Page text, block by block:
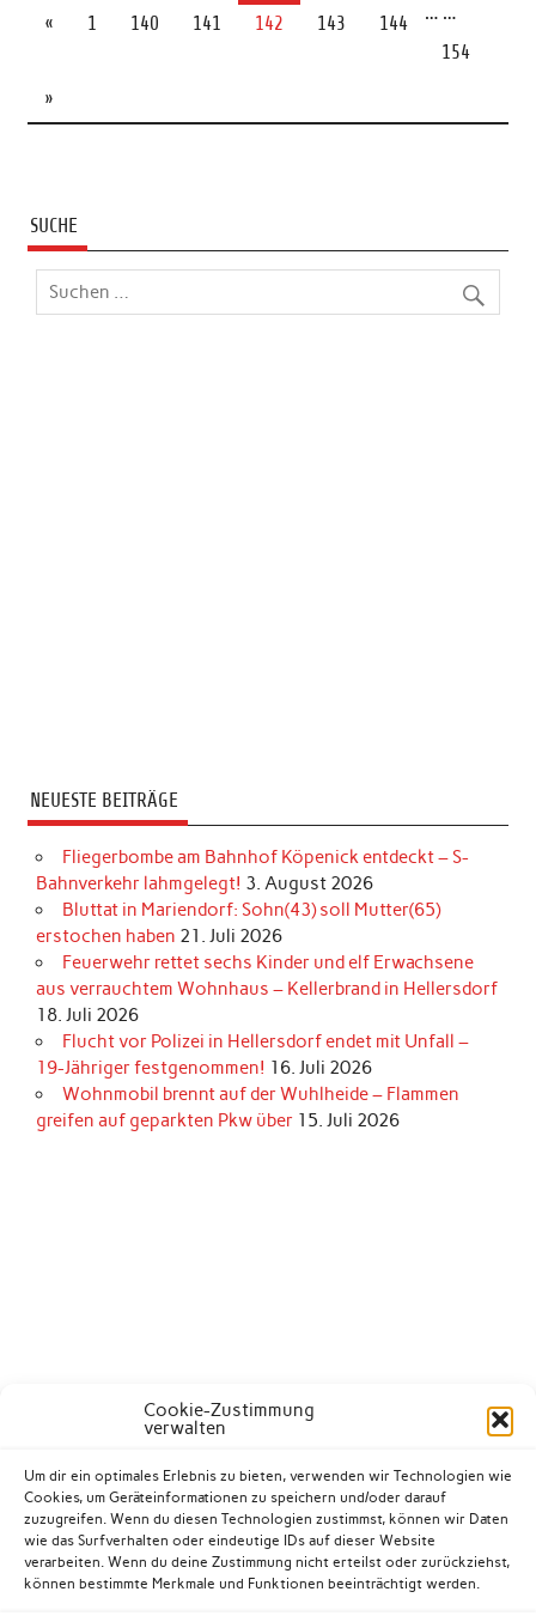
Cookie-Zustimmung
verwalten
Um dir ein optimales Erlebnis zu bieten, verwenden wir Technologien wie
Cookies, um Geräteinformationen zu speichern und/oder darauf
zuzugreifen. Wenn du diesen Technologien zustimmst, können wir Daten
wie das Surfverhalten oder eindeutige IDs auf dieser Website
verarbeiten. Wenn du deine Zustimmung nicht erteilst oder zurückziehst,
können bestimmte Merkmale und Funktionen beeinträchtigt werden.
« 1 …
140 141 142 143 144
…
154
»
SUCHE
NEUESTE BEITRÄGE
Fliegerbombe am Bahnhof Köpenick entdeckt – S-
Bahnverkehr lahmgelegt! 3. August 2026
Bluttat in Mariendorf: Sohn(43) soll Mutter(65)
erstochen haben 21. Juli 2026
Feuerwehr rettet sechs Kinder und elf Erwachsene
aus verrauchtem Wohnhaus – Kellerbrand in Hellersdorf
18. Juli 2026
Flucht vor Polizei in Hellersdorf endet mit Unfall –
19-Jähriger festgenommen! 16. Juli 2026
Wohnmobil brennt auf der Wuhlheide – Flammen
greifen auf geparkten Pkw über 15. Juli 2026